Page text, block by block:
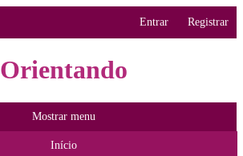
Entrar Registrar
Orientando
Mostrar menu
Início